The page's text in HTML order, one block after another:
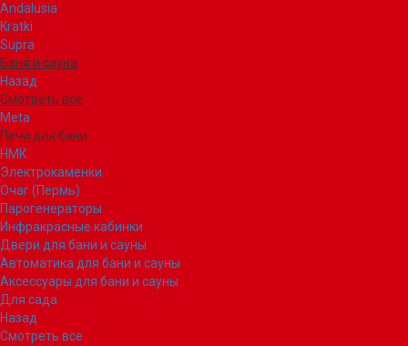
Andalusia
Kratki
Supra
Баня и сауна
Назад
Смотреть все
Meta
Печи для бани
НМК
Электрокаменки
Очаг (Пермь)
Парогенераторы
Инфракрасные кабинки
Двери для бани и сауны
Автоматика для бани и сауны
Аксессуары для бани и сауны
Для сада
Назад
Смотреть все